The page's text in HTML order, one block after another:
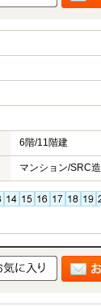
6階/11階建
マンション/SRC造